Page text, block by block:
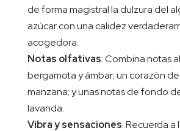
de forma magistral la dulzura del
azúcar con una calidez
acogedora.
Notas olfativas: Combina notas
bergamota y ámbar; un corazón
manzana; y unas notas de fondo
lavanda.
Vibra y sensaciones: Recuerda a